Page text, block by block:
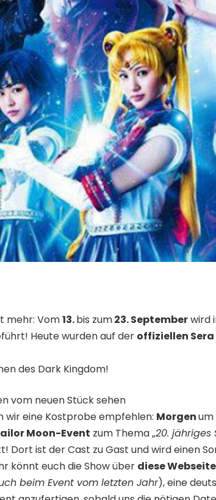
mehr: Vom13.bis zum23. Septemberwird
Heute wurden auf der offiziellen
des Dark Kingdom!
vom neuen Stück sehen
wir eine Kostprobe empfehlen: Morgenum
Moon-Event zum Thema „20. jähriges
Dort ist der Cast zu Gast und wird einen
könnt euch die Show über diese Webseite
beim Event vom letzten Jahr), eine